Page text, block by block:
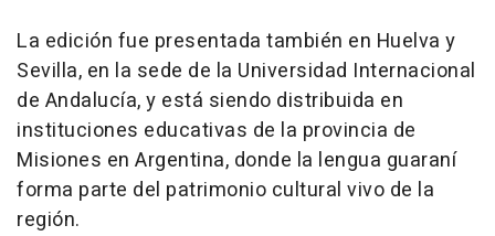
La edición fue presentada también en Huelva y
Sevilla, en la sede de la Universidad Internacional
de Andalucía, y está siendo distribuida en
instituciones educativas de la provincia de
Misiones en Argentina, donde la lengua guaraní
forma parte del patrimonio cultural vivo de la
región.